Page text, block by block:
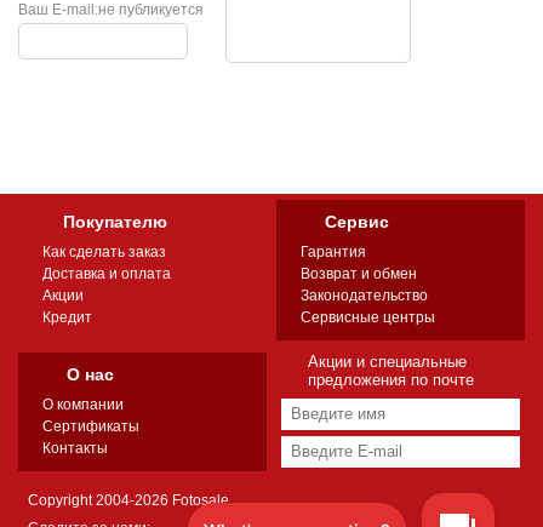
не публикуется
Ваш E-mail:
Покупателю
Как сделать заказ
Доставка и оплата
Акции
Кредит
Сервис
Гарантия
Возврат и обмен
Законодательство
Сервисные центры
О нас
О компании
Сертификаты
Контакты
Акции и специальные
предложения по почте
Copyright 2004-2026 Fotosale